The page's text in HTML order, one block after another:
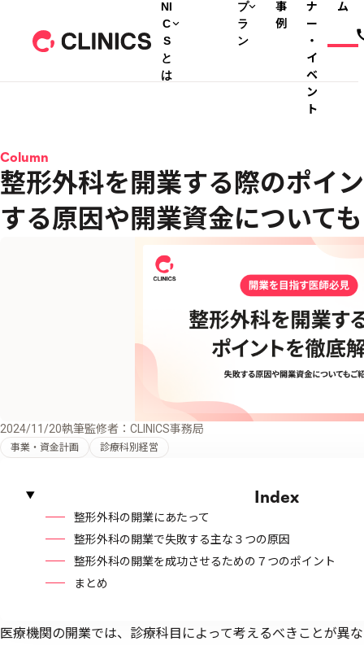
NI
C
S
と
は
プ
ラ
ン
事
例
ナ
ー
・
イ
ベ
ン
ト
ム
Column
整形外科を開業する際のポイ
する原因や開業資金について
2024/11/20執筆監修者：CLINICS事務局
事業・資金計画 診療科別経営
Index
整形外科の開業にあたって
整形外科の開業で失敗する主な３つの原因
整形外科の開業を成功させるための７つのポイント
まとめ
医療機関の開業では、診療科目によって考えるべきことが異